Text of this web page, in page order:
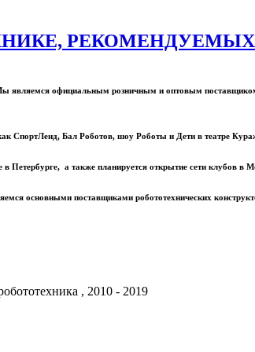
являемся официальным розничным и оптовым
СпортЛенд, Бал Роботов, шоу Роботы и Дети в театре
Петербурге, а также планируется открытие сети клубов в
основными поставщиками робототехнических
, 2010 - 2019